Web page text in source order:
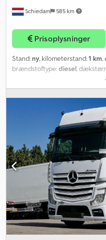
Schiedam 585 km
Prisoplysninger
Stand: ny, kilometerstand:1 km,
brændstoftype:diesel,
,
kapacitet:290 l, farve:hvid,
Euro 3, affjedring:stål,
2026 , Udstyr:
Flere valgmuligheder og mere
ADR - Kraftudtag - Solskærm -
oplysninger = Aksel 1:
tromlebremser; Affjedring:
Motoreffekt: 12.800 cc Indtræk:
US$ 164.900